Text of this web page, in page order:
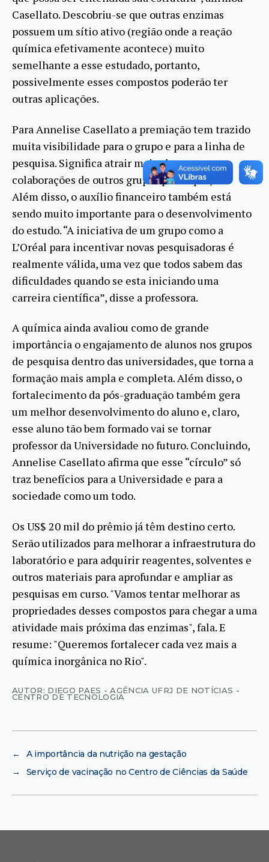
Casellato. Descobriu-se que outras enzimas
possuem um sítio ativo (região onde a reação
química efetivamente acontece) muito
semelhante a esse estudado, portanto,
possivelmente esses compostos poderão ter
outras aplicações.
Para Annelise Casellato a premiação tem trazido
muita visibilidade para o grupo e para a linha de
pesquisa. Significa atrair mais alunos e
colaborações de outros grupos para o projeto.
Além disso, o auxílio financeiro também está
sendo muito importante para o desenvolvimento
do estudo. “A iniciativa de um grupo como a
L’Oréal para incentivar novas pesquisadoras é
realmente válida, uma vez que todos sabem das
dificuldades quando se esta iniciando uma
carreira científica”, disse a professora.
A química ainda avaliou como de grande
importância o engajamento de alunos nos grupos
de pesquisa dentro das universidades, que torna a
formação mais ampla e completa. Além disso, o
fortalecimento da pós-graduação também gera
um melhor desenvolvimento do aluno e, claro,
esse aluno tão bem formado vai se tornar
professor da Universidade no futuro. Concluindo,
Annelise Casellato afirma que esse “círculo” só
traz benefícios para a Universidade e para a
sociedade como um todo.
Os US$ 20 mil do prêmio já têm destino certo.
Serão utilizados para melhorar a infraestrutura do
laboratório e para adquirir reagentes, solventes e
outros materiais para aprofundar e ampliar as
pesquisas em curso. "Vamos tentar melhorar as
propriedades desses compostos para chegar a uma
atividade mais próxima das enzimas", fala. E
resume: "Queremos fortalecer cada vez mais a
química inorgânica no Rio".
AUTOR: DIEGO PAES - AGÊNCIA UFRJ DE NOTÍCIAS -
CENTRO DE TECNOLOGIA
←
A importância da nutrição na gestação
→
Serviço de vacinação no Centro de Ciências da Saúde